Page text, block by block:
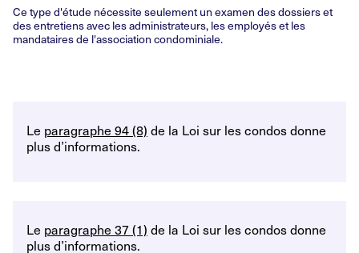
Ce type d'étude nécessite seulement un examen des dossiers et
des entretiens avec les administrateurs, les employés et les
mandataires de l'association condominiale.
Le paragraphe 94 (8) de la Loi sur les condos donne
plus d’informations.
Le paragraphe 37 (1) de la Loi sur les condos donne
plus d’informations.